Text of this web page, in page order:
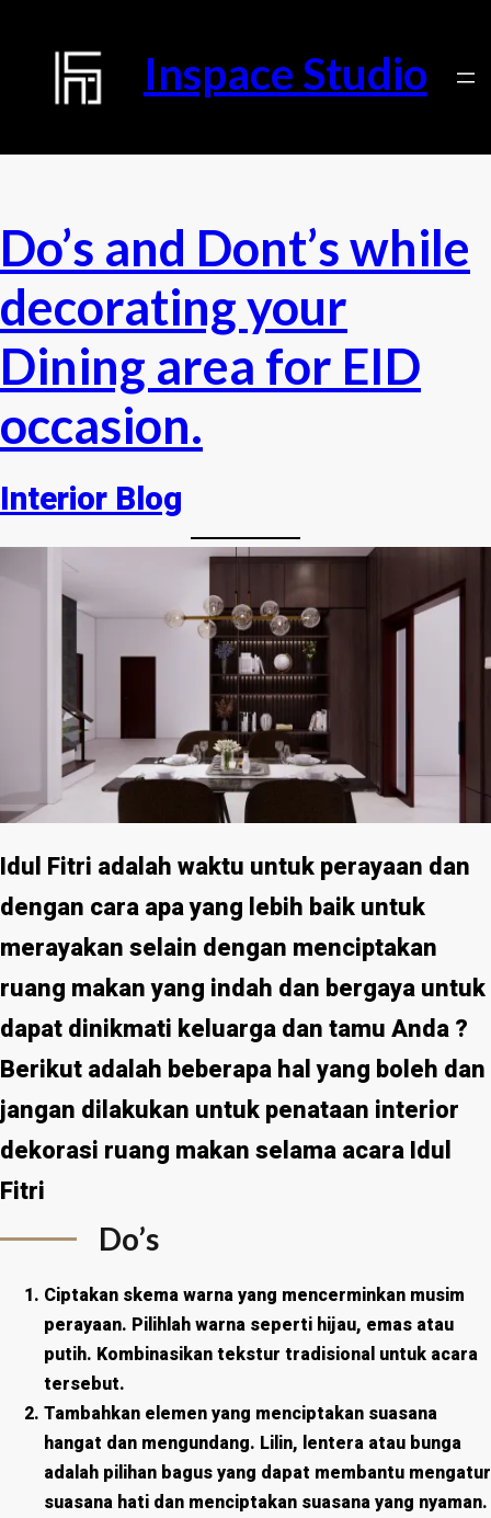
Inspace Studio
Do’s and Dont’s while
decorating your
Dining area for EID
occasion.
Interior Blog
Idul Fitri adalah waktu untuk perayaan dan
dengan cara apa yang lebih baik untuk
merayakan selain dengan menciptakan
ruang makan yang indah dan bergaya untuk
dapat dinikmati keluarga dan tamu Anda ?
Berikut adalah beberapa hal yang boleh dan
jangan dilakukan untuk penataan interior
dekorasi ruang makan selama acara Idul
Fitri
Do’s
Ciptakan skema warna yang mencerminkan musim
perayaan. Pilihlah warna seperti hijau, emas atau
putih. Kombinasikan tekstur tradisional untuk acara
tersebut.
Tambahkan elemen yang menciptakan suasana
hangat dan mengundang. Lilin, lentera atau bunga
adalah pilihan bagus yang dapat membantu mengatur
suasana hati dan menciptakan suasana yang nyaman.